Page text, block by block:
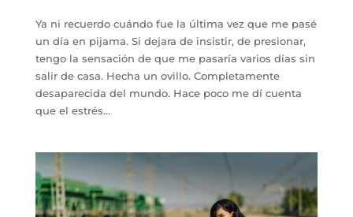
Ya ni recuerdo cuándo fue la última vez que me pasé
un día en pijama. Si dejara de insistir, de presionar,
tengo la sensación de que me pasaría varios días sin
salir de casa. Hecha un ovillo. Completamente
desaparecida del mundo. Hace poco me dí cuenta
que el estrés...